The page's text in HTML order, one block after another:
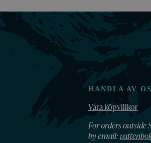
HANDLA AV
Våra köpvillkor
For orders outside
by email: